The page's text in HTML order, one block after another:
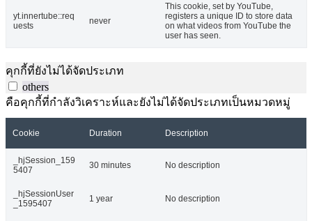
yt.innertube::req
uests
never
This cookie, set by YouTube,
registers a unique ID to store data
on what videos from YouTube the
user has seen.
คุกกี้ที่ยังไม่ได้จัดประเภท
others
คือคุกกี้ที่กำลังวิเคราะห์และยังไม่ได้จัดประเภทเป็นหมวดหมู่
Cookie Duration Description
_hjSession_159
5407
30 minutes No description
_hjSessionUser
_1595407
1 year No description